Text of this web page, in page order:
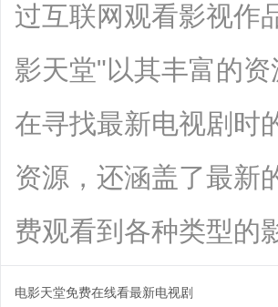
过互联网观看影视作
影天堂"以其丰富的
在寻找最新电视剧时
资源，还涵盖了最新
费观看到各种类型的
电影天堂免费在线看最新电视剧